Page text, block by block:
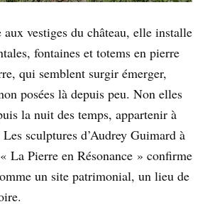
vestiges du château, elle installe
fontaines et totems en pierre
qui semblent surgir émerger,
posées là depuis peu. Non elles
la nuit des temps, appartenir à
sculptures d’Audrey Guimard à
La Pierre en Résonance » confirme
un site patrimonial, un lieu de